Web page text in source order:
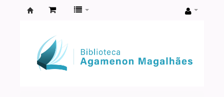
Agamenon
Magalhães